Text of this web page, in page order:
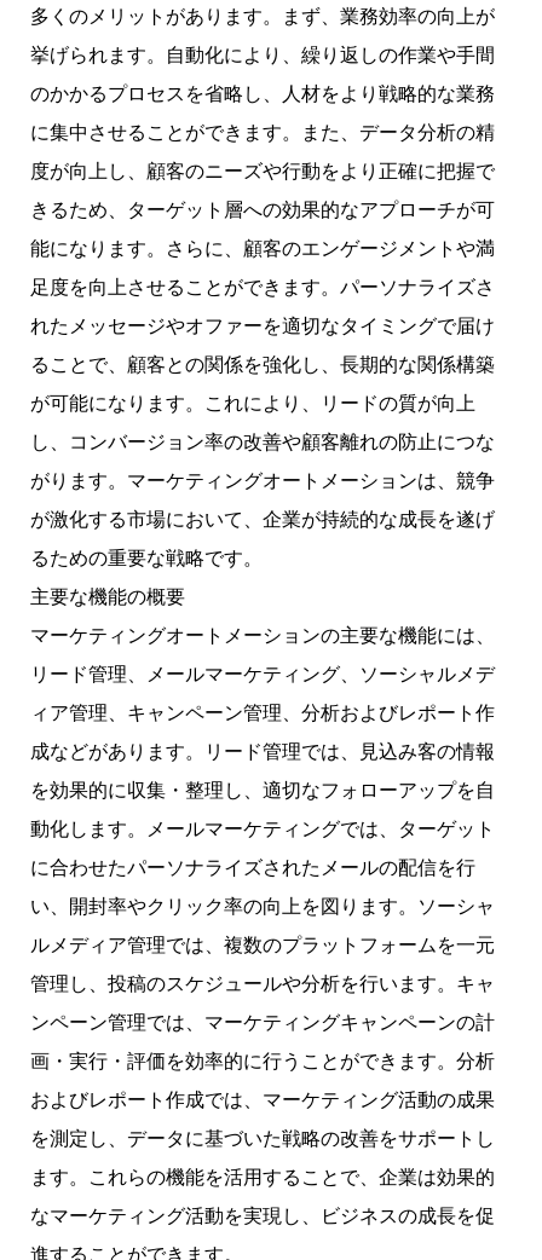
多くのメリットがあります。まず、業務効率の向上が
挙げられます。自動化により、繰り返しの作業や手間
のかかるプロセスを省略し、人材をより戦略的な業務
に集中させることができます。また、データ分析の精
度が向上し、顧客のニーズや行動をより正確に把握で
きるため、ターゲット層への効果的なアプローチが可
能になります。さらに、顧客のエンゲージメントや満
足度を向上させることができます。パーソナライズさ
れたメッセージやオファーを適切なタイミングで届け
ることで、顧客との関係を強化し、長期的な関係構築
が可能になります。これにより、リードの質が向上
し、コンバージョン率の改善や顧客離れの防止につな
がります。マーケティングオートメーションは、競争
が激化する市場において、企業が持続的な成長を遂げ
るための重要な戦略です。
主要な機能の概要
マーケティングオートメーションの主要な機能には、
リード管理、メールマーケティング、ソーシャルメデ
ィア管理、キャンペーン管理、分析およびレポート作
成などがあります。リード管理では、見込み客の情報
を効果的に収集・整理し、適切なフォローアップを自
動化します。メールマーケティングでは、ターゲット
に合わせたパーソナライズされたメールの配信を行
い、開封率やクリック率の向上を図ります。ソーシャ
ルメディア管理では、複数のプラットフォームを一元
管理し、投稿のスケジュールや分析を行います。キャ
ンペーン管理では、マーケティングキャンペーンの計
画・実行・評価を効率的に行うことができます。分析
およびレポート作成では、マーケティング活動の成果
を測定し、データに基づいた戦略の改善をサポートし
ます。これらの機能を活用することで、企業は効果的
なマーケティング活動を実現し、ビジネスの成長を促
進することができます。